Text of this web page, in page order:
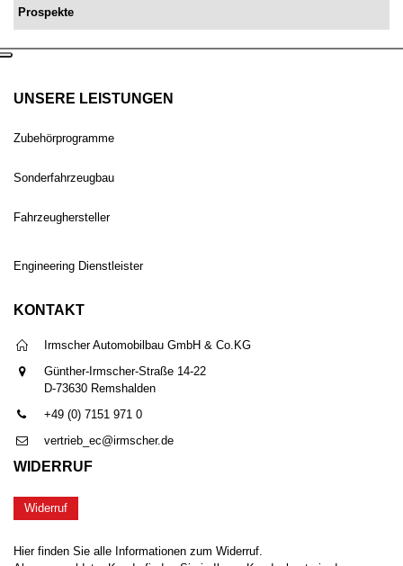
Prospekte
UNSERE LEISTUNGEN
Zubehörprogramme
Sonderfahrzeugbau
Fahrzeughersteller
Engineering Dienstleister
KONTAKT
Irmscher Automobilbau GmbH & Co.KG
Günther-Irmscher-Straße 14-22
D-73630 Remshalden
+49 (0) 7151 971 0
vertrieb_ec@irmscher.de
WIDERRUF
Widerruf
Hier finden Sie alle Informationen zum Widerruf.